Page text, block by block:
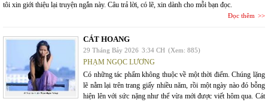
tôi xin giới thiệu lại truyện ngắn này. Câu trả lời, có lẽ, xin dành cho mỗi bạn đọc.
Đọc thêm
CÁT HOANG
29 Tháng Bảy 2026 3:34 CH (Xem: 885)
PHẠM NGỌC LƯƠNG
Có những tác phẩm không thuộc về một thời điểm. Chúng lặng
lẽ nằm lại trên trang giấy nhiều năm, rồi một ngày nào đó bỗng
hiện lên với sức nặng như thể vừa mới được viết hôm qua. Cát